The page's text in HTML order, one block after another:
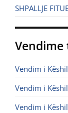
SHPALLJE
Vendime
Vendim i
Vendim i
Vendim i